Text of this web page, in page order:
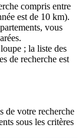
compris entre
est de 10 km).
vous
; la liste des
de recherche est
de votre recherche
sous les critères